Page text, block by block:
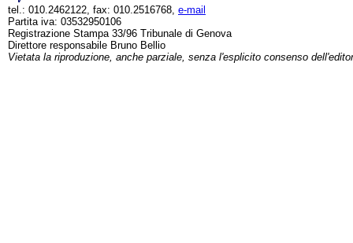
tel.: 010.2462122, fax: 010.2516768, e-mail
Partita iva: 03532950106
Registrazione Stampa 33/96 Tribunale di Genova
Direttore responsabile Bruno Bellio
Vietata la riproduzione, anche parziale, senza l'esplicito consenso